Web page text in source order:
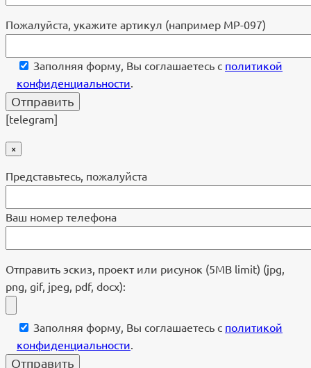
Пожалуйста, укажите артикул (например МР-097)
Заполняя форму, Вы соглашаетесь с политикой
конфиденциальности.
[telegram]
×
Представьтесь, пожалуйста
Ваш номер телефона
Отправить эскиз, проект или рисунок (5MB limit) (jpg,
png, gif, jpeg, pdf, docx):
Заполняя форму, Вы соглашаетесь с политикой
конфиденциальности.